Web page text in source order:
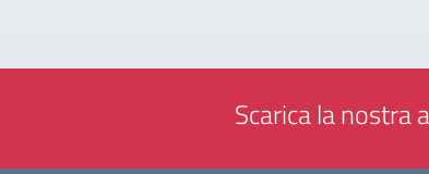
Scarica la nostra